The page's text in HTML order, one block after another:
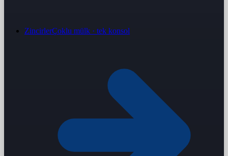
ZincirlerÇoklu mülk · tek konsol